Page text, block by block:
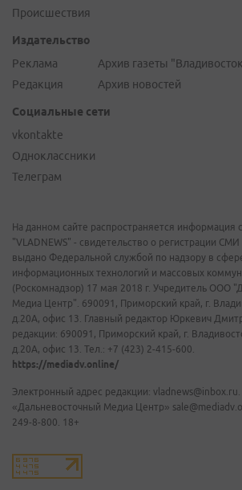
Происшествия
Издательство
Реклама
Редакция
Архив газеты
Архив новостей
Социальные сети
vkontakte
Одноклассники
Телеграм
На данном сайте распространяется информация
"VLADNEWS" - свидетельство о регистрации
выдано Федеральной службой по надзору в
информационных технологий и массовых
(Роскомнадзор) 17 мая 2018 г. Учредитель ООО
Медиа Центр". 690091, Приморский край, г.
д.20А, офис 13. Главный редактор Юркевич
редакции: 690091, Приморский край, г.
д.20А, офис 13. Тел.: +7 (423) 2-415-600.
https://mediadv.online/
Электронный адрес редакции:
«Дальневосточный Медиа Центр»
249-8-800. 18+